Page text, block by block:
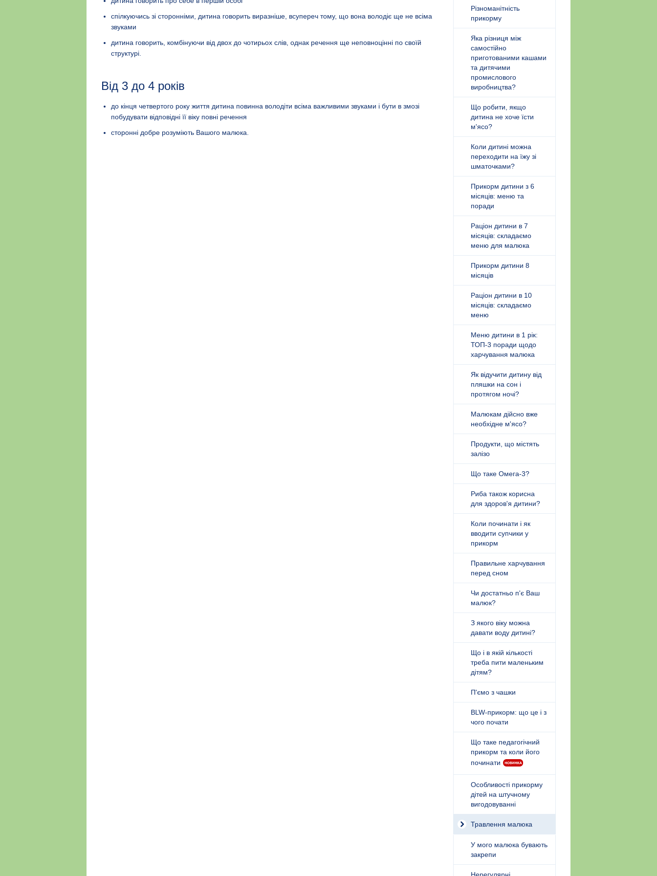
спілкуючись зі сторонніми, дитина говорить виразніше, всупереч тому, що вона володіє ще не всіма
звуками
дитина говорить, комбінуючи від двох до чотирьох слів, однак речення ще неповноцінні по своїй
структурі.
Від 3 до 4 років
до кінця четвертого року життя дитина повинна володіти всіма важливими звуками і бути в змозі
побудувати відповідні її віку повні речення
сторонні добре розуміють Вашого малюка.
Різноманітність
прикорму
Яка різниця між
самостійно
приготованими кашами
та дитячими
промислового
виробництва?
Що робити, якщо
дитина не хоче їсти
м'ясо?
Коли дитині можна
переходити на їжу зі
шматочками?
Прикорм дитини з 6
місяців: меню та
поради
Раціон дитини в 7
місяців: складаємо
меню для малюка
Прикорм дитини 8
місяців
Раціон дитини в 10
місяців: складаємо
меню
Меню дитини в 1 рік:
ТОП-3 поради щодо
харчування малюка
Як відучити дитину від
пляшки на сон і
протягом ночі?
Малюкам дійсно вже
необхідне м'ясо?
Продукти, що містять
залізо
Що таке Омега-3?
Риба також корисна
для здоров'я дитини?
Коли починати і як
вводити супчики у
прикорм
Правильне харчування
перед сном
Чи достатньо п'є Ваш
малюк?
З якого віку можна
давати воду дитині?
Що і в якій кількості
треба пити маленьким
дітям?
П'ємо з чашки
BLW-прикорм: що це і з
чого почати
Що таке педагогічний
прикорм та коли його
починати
Особливості прикорму
дітей на штучному
вигодовуванні
Травлення малюка
У мого малюка бувають
закрепи